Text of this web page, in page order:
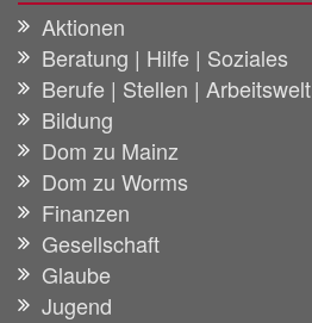
Aktionen
Beratung | Hilfe | Soziales
Berufe | Stellen | Arbeitswelt
Bildung
Dom zu Mainz
Dom zu Worms
Finanzen
Gesellschaft
Glaube
Jugend